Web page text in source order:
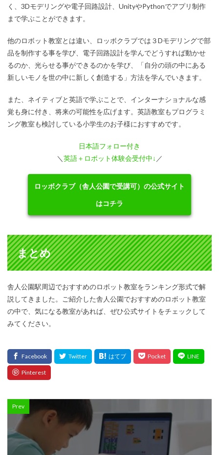
く、3Dモデリングや電子回路設計、UnityやPythonでアプリ制作
まで学ぶことができます。
他のロボット教室とは違い、ロッボクラブでは３Dモデリングで部
品を制作する事を学び、電子回路設計を学んでどうすれば動かせ
るのか、光らせる事ができるのかを学び、「自分の頭の中にある
新しいモノを世の中に新しく創造する」方法を学んでいきます。
また、ネイティブと英語で学ぶことで、インターナショナルな感
覚も身に付き、将来の可能性を広げます。英語教室もプログラミ
ング教室も検討している小学生のお子様におすすめです。
日本語フォロー付き
＼ 英語＋ロボット体験会受付中↓ ／
ロッボクラブ（舎人公園で受講可）の公式サイト
はコチラ
まとめ
舎人公園駅周辺でおすすめのロボット教室をランキング形式で解
説してきました。ご紹介した舎人公園でおすすめのロボット教室
の中で、気になる教室があれば、ぜひ公式サイトをチェックして
みてください。
Prev